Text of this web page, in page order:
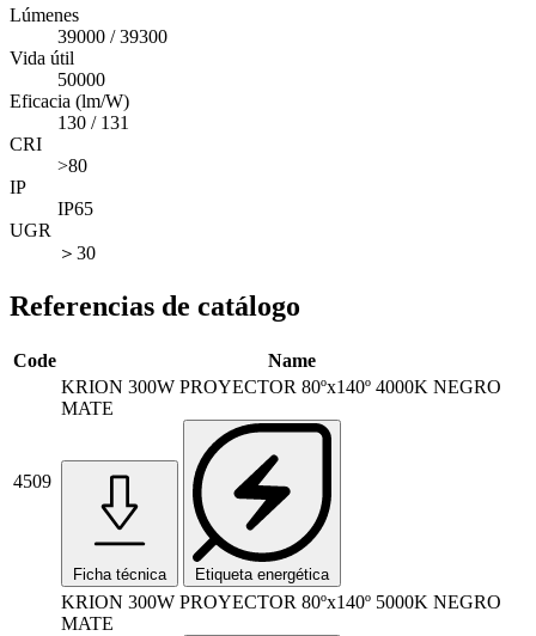
Lúmenes
39000 / 39300
Vida útil
50000
Eficacia (lm/W)
130 / 131
CRI
>80
IP
IP65
UGR
＞30
Referencias de catálogo
Code Name
4509
KRION 300W PROYECTOR 80ºx140º 4000K NEGRO
MATE
Ficha técnica Etiqueta energética
KRION 300W PROYECTOR 80ºx140º 5000K NEGRO
MATE